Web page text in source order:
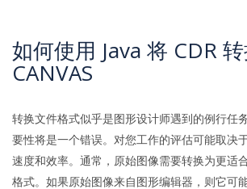
如何使用 Java 将 CDR
CANVAS
转换文件格式似乎是图形设计师遇到的例行任
要性将是一个错误。对您工作的评估可能取决
速度和效率。通常，原始图像需要转换为更适
格式。如果原始图像来自图形编辑器，则它可